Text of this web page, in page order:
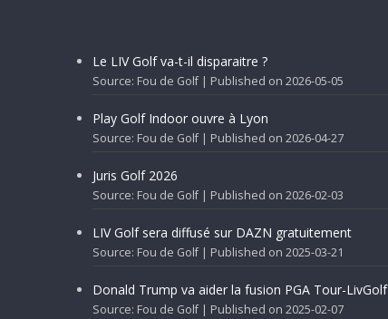
Le LIV Golf va-t-il disparaitre ?
Source: Fou de Golf Published on 2026-05-05
Play Golf Indoor ouvre à Lyon
Source: Fou de Golf Published on 2026-04-27
Juris Golf 2026
Source: Fou de Golf Published on 2026-02-03
LIV Golf sera diffusé sur DAZN gratuitement
Source: Fou de Golf Published on 2025-03-21
Donald Trump va aider la fusion PGA Tour-LivGolf
Source: Fou de Golf Published on 2025-02-07